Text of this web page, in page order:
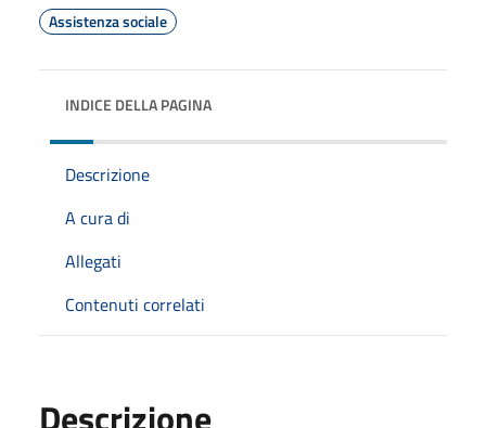
Assistenza sociale
INDICE DELLA PAGINA
Descrizione
A cura di
Allegati
Contenuti correlati